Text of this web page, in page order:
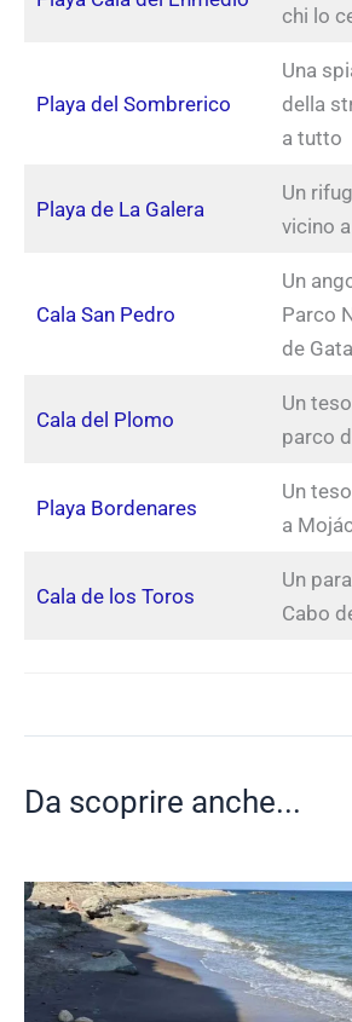
chi lo
Playa del Sombrerico
Una
della
a tutto
Playa de La Galera
Un
vicino
Cala San Pedro
Un
Parco
de
Cala del Plomo
Un
parco
Playa Bordenares
Un
a
Cala de los Toros
Un
Cabo
Da scoprire anche...